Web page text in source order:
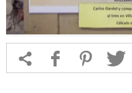
 f 1 T